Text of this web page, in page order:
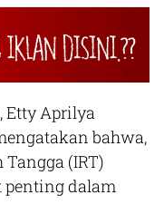
Etty Aprilya
bahwa,
(IRT)
penting dalam